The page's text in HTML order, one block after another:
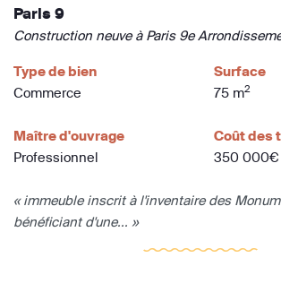
Paris 9
Construction neuve à Paris 9e
Type de bien
Commerce
Surface
75 m2
Maître d'ouvrage
Professionnel
Coût des
350 000€
« immeuble inscrit à l'inventaire des
bénéficiant d'une... »